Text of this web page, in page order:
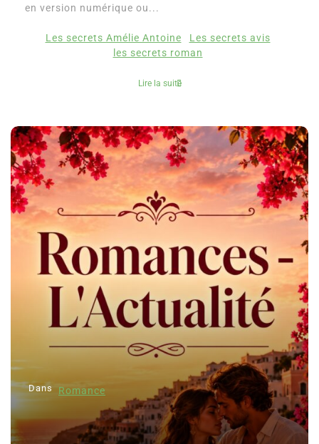
en version numérique ou...
Les secrets Amélie Antoine
Les secrets avis
les secrets roman
Lire la suite
Dans Romance